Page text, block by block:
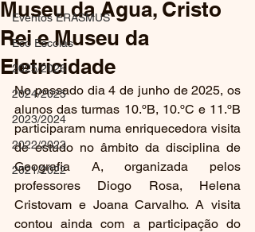
Eventos ERASMUS
Eco Escolas
2025/2026
2024/2025
2023/2024
2022/2023
2021/2022
Museu da Água, Cristo
Rei e Museu da
Eletricidade
No passado dia 4 de junho de 2025, os
alunos das turmas 10.ºB, 10.ºC e 11.ºB
participaram numa enriquecedora visita
de estudo no âmbito da disciplina de
Geografia A, organizada pelos
professores Diogo Rosa, Helena
Cristovam e Joana Carvalho. A visita
contou ainda com a participação do